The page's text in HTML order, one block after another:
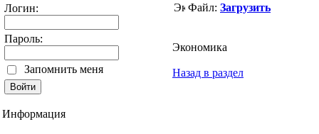
Логин:
Пароль:
Запомнить меня
Информация
Файл: Загрузить
Экономика
Назад в раздел